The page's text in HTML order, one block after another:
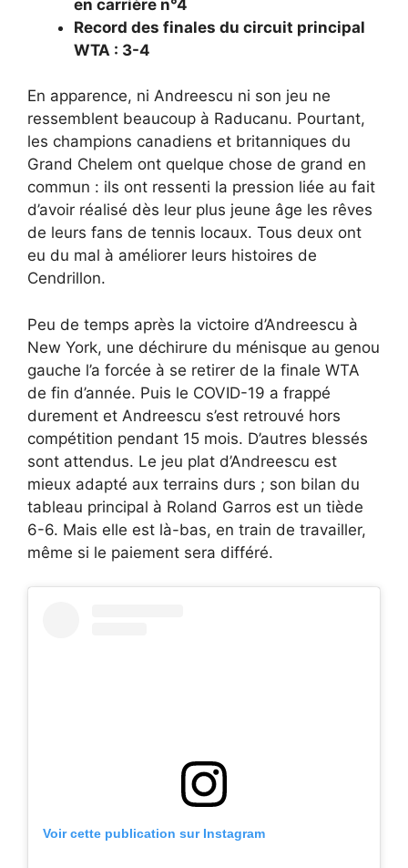
en carrière n°4
Record des finales du circuit principal
WTA : 3-4
En apparence, ni Andreescu ni son jeu ne
ressemblent beaucoup à Raducanu. Pourtant,
les champions canadiens et britanniques du
Grand Chelem ont quelque chose de grand en
commun : ils ont ressenti la pression liée au fait
d’avoir réalisé dès leur plus jeune âge les rêves
de leurs fans de tennis locaux. Tous deux ont
eu du mal à améliorer leurs histoires de
Cendrillon.
Peu de temps après la victoire d’Andreescu à
New York, une déchirure du ménisque au genou
gauche l’a forcée à se retirer de la finale WTA
de fin d’année. Puis le COVID-19 a frappé
durement et Andreescu s’est retrouvé hors
compétition pendant 15 mois. D’autres blessés
sont attendus. Le jeu plat d’Andreescu est
mieux adapté aux terrains durs ; son bilan du
tableau principal à Roland Garros est un tiède
6-6. Mais elle est là-bas, en train de travailler,
même si le paiement sera différé.
Voir cette publication sur Instagram